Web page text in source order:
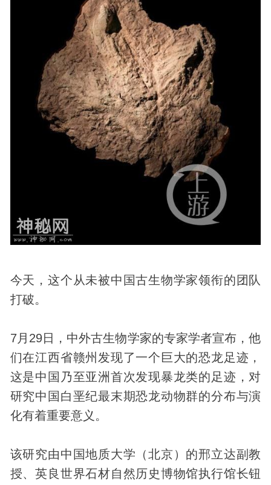
今天，这个从未被中国古生物学家领衔的团队
打破。
7月29日，中外古生物学家的专家学者宣布，他
们在江西省赣州发现了一个巨大的恐龙足迹，
这是中国乃至亚洲首次发现暴龙类的足迹，对
研究中国白垩纪最末期恐龙动物群的分布与演
化有着重要意义。
该研究由中国地质大学（北京）的邢立达副教
授、英良世界石材自然历史博物馆执行馆长钮